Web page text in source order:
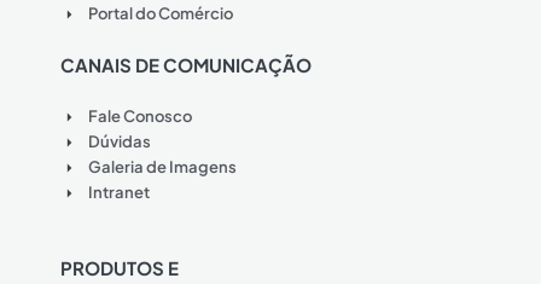
Portal do Comércio
CANAIS DE COMUNICAÇÃO
Fale Conosco
Dúvidas
Galeria de Imagens
Intranet
PRODUTOS E